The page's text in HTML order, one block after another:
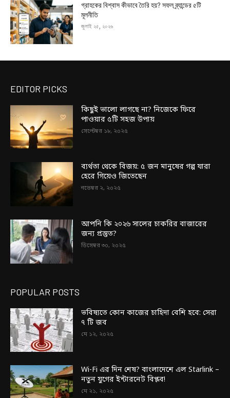
গ্রাহকের বিশ্বাস কীভাবে তৈরি হয়? সফল ব্র্যান্ডের ৫টি
মূলনীতি
জুলাই ২৫, ২০২৬
EDITOR PICKS
কিছুই ভালো লাগছে না? নিজেকে ফিরে
পাওয়ার ৫টি সহজ উপায়
সেপ্টেম্বর ১৮, ২০২৫
ব্যর্থতা থেকে বিজয়: ৫ জন মানুষের গল্প যারা
হেরে গিয়েও জিতেছেন
নভেম্বর ২, ২০২৫
আপনি কি ২০২৬ সালের চাকরির বাজারের
জন্য প্রস্তুত?
ডিসেম্বর ৩০, ২০২৫
POPULAR POSTS
ভবিষ্যতে কোন কাজের চাহিদা বেশি হবে: সেরা
৭ টি জব
মে ১২, ২০২৫
Wi-Fi এর দিন শেষ? বাংলাদেশে এল Starlink –
নতুন যুগের ইন্টারনেট বিপ্লব!
মে ২১, ২০২৫